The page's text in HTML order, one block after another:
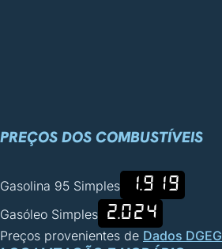
PREÇOS DOS COMBUSTÍVEIS
Gasolina 95 Simples 1.919
Gasóleo Simples 2.024
Preços provenientes de Dados DGEG